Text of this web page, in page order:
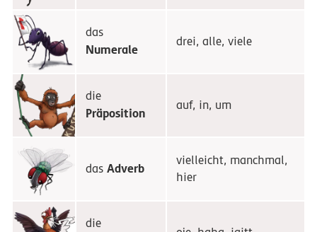
das
Numerale
drei, alle, viele
die
Präposition
auf, in, um
das Adverb
vielleicht, manchmal,
hier
die